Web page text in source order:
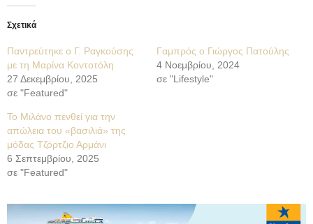
Σχετικά
Παντρεύτηκε ο Γ. Ραγκούσης
με τη Μαρίνα Κοντοτόλη
27 Δεκεμβρίου, 2025
σε "Featured"
Γαμπρός ο Γιώργος Πατούλης
4 Νοεμβρίου, 2024
σε "Lifestyle"
Το Μιλάνο πενθεί για την
απώλεια του «βασιλιά» της
μόδας Τζόρτζιο Αρμάνι
6 Σεπτεμβρίου, 2025
σε "Featured"